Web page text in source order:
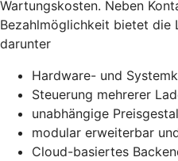
Wartungskosten. Neben
Bezahlmöglichkeit bietet die
darunter
Hardware- und
Steuerung mehrerer
unabhängige
modular erweiterbar
Cloud-basiertes